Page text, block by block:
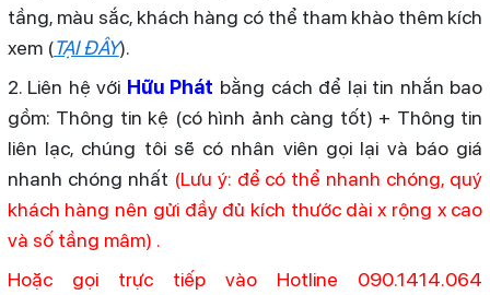
tầng, màu sắc, khách hàng có thể tham khào thêm kích
xem (TẠI ĐÂY).
2. Liên hệ với Hữu Phát bằng cách để lại tin nhắn bao
gồm: Thông tin kệ (có hình ảnh càng tốt) + Thông tin
liên lạc, chúng tôi sẽ có nhân viên gọi lại và báo giá
nhanh chóng nhất (Lưu ý: để có thể nhanh chóng, quý
khách hàng nên gửi đầy đủ kích thước dài x rộng x cao
và số tầng mâm) .
Hoặc gọi trực tiếp vào Hotline 090.1414.064